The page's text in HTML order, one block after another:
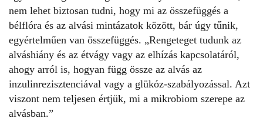
nem lehet biztosan tudni, hogy mi az összefüggés a
bélflóra és az alvási mintázatok között, bár úgy tűnik,
egyértelműen van összefüggés. „Rengeteget tudunk az
alváshiány és az étvágy vagy az elhízás kapcsolatáról,
ahogy arról is, hogyan függ össze az alvás az
inzulinrezisztenciával vagy a glükóz-szabályozással. Azt
viszont nem teljesen értjük, mi a mikrobiom szerepe az
alvásban.”